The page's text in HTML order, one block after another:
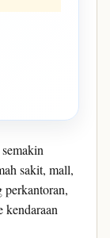
sakit, mall,
perkantoran,
kendaraan